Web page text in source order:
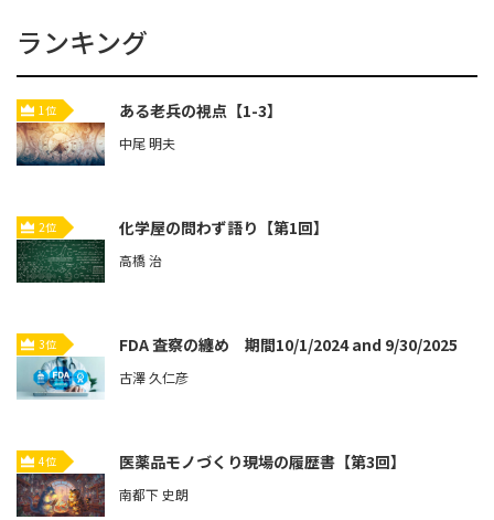
ランキング
1位 ある老兵の視点【1-3】
中尾 明夫
2位 化学屋の問わず語り【第1回】
高橋 治
3位 FDA 査察の纏め 期間10/1/2024 and 9/30/2025
古澤 久仁彦
4位 医薬品モノづくり現場の履歴書【第3回】
南都下 史朗